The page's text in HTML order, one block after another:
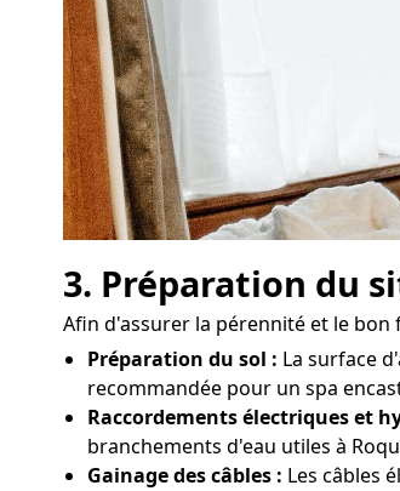
3. Préparation du
Afin d'assurer la pérennité et le
Préparation du sol : La surface
recommandée pour un spa
Raccordements électriques et
branchements d'eau utiles à
Gainage des câbles : Les câbles